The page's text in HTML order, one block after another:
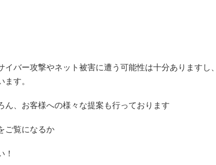
バー攻撃やネット被害に遭う可能性は十分あります
す。
、お客様への様々な提案も行っております
ご覧になるか
！